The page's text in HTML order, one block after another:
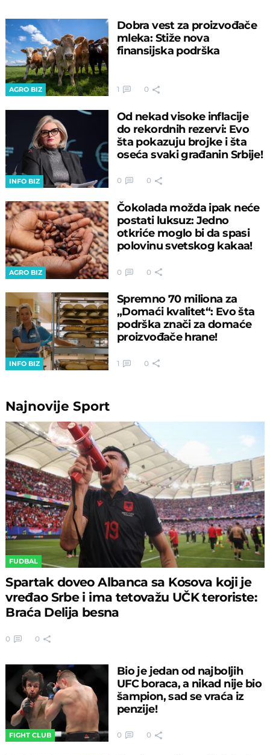
AGRO BIZ
Dobra vest za proizvođače
mleka: Stiže nova
finansijska podrška
1 0
INFO BIZ
Od nekad visoke inflacije
do rekordnih rezervi: Evo
šta pokazuju brojke i šta
oseća svaki građanin Srbije!
0 0
AGRO BIZ
Čokolada možda ipak neće
postati luksuz: Jedno
otkriće moglo bi da spasi
polovinu svetskog kakaa!
0 0
INFO BIZ
Spremno 70 miliona za
„Domaći kvalitet“: Evo šta
podrška znači za domaće
proizvođače hrane!
1 0
NajnovijeSport
FUDBAL
Spartak doveo Albanca sa Kosova koji je
vređao Srbe i ima tetovažu UČK teroriste:
Braća Delija besna
0 0
FIGHT CLUB
Bio je jedan od najboljih
UFC boraca, a nikad nije bio
šampion, sad se vraća iz
penzije!
0 0